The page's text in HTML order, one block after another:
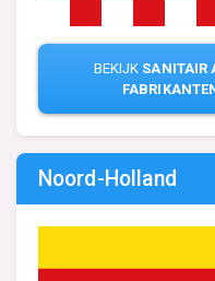
BEKIJK SANITAIR
Noord-Holland